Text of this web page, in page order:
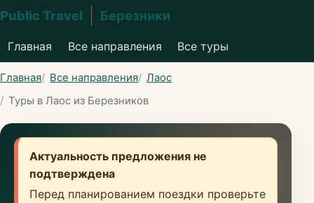
Public Travel Березники
Главная Все направления Все туры
Главная Все направления
Лаос
Туры в Лаос из Березников
Актуальность предложения не
подтверждена
Перед планированием поездки проверьте